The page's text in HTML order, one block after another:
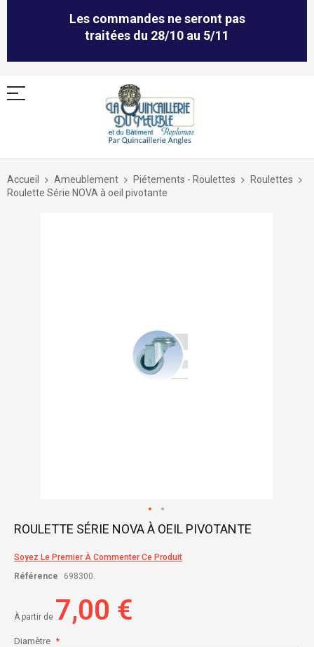
Les commandes ne seront pas
traitées du 28/10 au 5/11
Allez
contenu
Accueil Ameublement Piétements - Roulettes
Roulettes
Roulette Série NOVA à oeil pivotante
Skip
beginning
of
ROULETTE SÉRIE NOVA À OEIL PIVOTANTE
Soyez Le Premier À Commenter Ce Produit
Référence
698300.
À partir de 7,00 €
Diamètre